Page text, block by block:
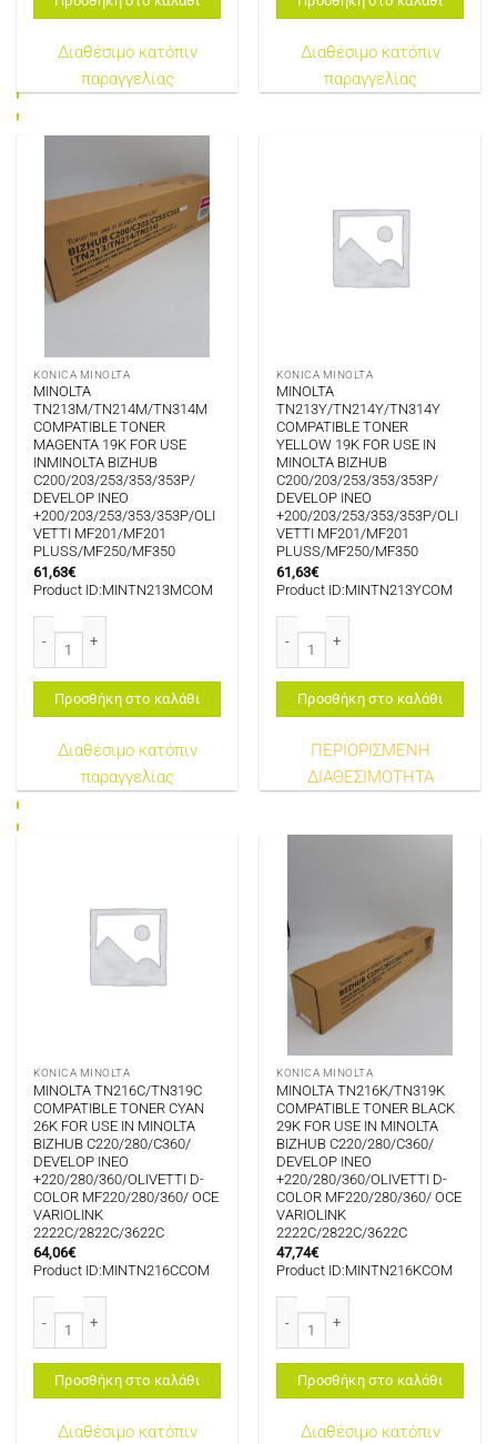
Διαθέσιμο κατόπιν
παραγγελίας
Διαθέσιμο κατόπιν
παραγγελίας
KONICA MINOLTA
MINOLTA
TN213M/TN214M/TN314M
COMPATIBLE TONER
MAGENTA 19K FOR USE
INMINOLTA BIZHUB
C200/203/253/353/353P/
DEVELOP INEO
+200/203/253/353/353P/OLI
VETTI MF201/MF201
PLUSS/MF250/MF350
61,63€
Product ID:MINTN213MCOM
Προσθήκη στο καλάθι
Διαθέσιμο κατόπιν
παραγγελίας
KONICA MINOLTA
MINOLTA
TN213Y/TN214Y/TN314Y
COMPATIBLE TONER
YELLOW 19K FOR USE IN
MINOLTA BIZHUB
C200/203/253/353/353P/
DEVELOP INEO
+200/203/253/353/353P/OLI
VETTI MF201/MF201
PLUSS/MF250/MF350
61,63€
Product ID:MINTN213YCOM
Προσθήκη στο καλάθι
ΠΕΡΙΟΡΙΣΜΕΝΗ
ΔΙΑΘΕΣΙΜΟΤΗΤΑ
KONICA MINOLTA
MINOLTA TN216C/TN319C
COMPATIBLE TONER CYAN
26K FOR USE IN MINOLTA
BIZHUB C220/280/C360/
DEVELOP INEO
+220/280/360/OLIVETTI D-
COLOR MF220/280/360/ OCE
VARIOLINK
2222C/2822C/3622C
64,06€
Product ID:MINTN216CCOM
Προσθήκη στο καλάθι
Διαθέσιμο κατόπιν
KONICA MINOLTA
MINOLTA TN216K/TN319K
COMPATIBLE TONER BLACK
29K FOR USE IN MINOLTA
BIZHUB C220/280/C360/
DEVELOP INEO
+220/280/360/OLIVETTI D-
COLOR MF220/280/360/ OCE
VARIOLINK
2222C/2822C/3622C
47,74€
Product ID:MINTN216KCOM
Προσθήκη στο καλάθι
Διαθέσιμο κατόπιν